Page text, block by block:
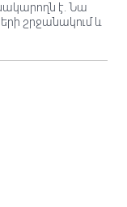
է. Նա
շրջանակում և